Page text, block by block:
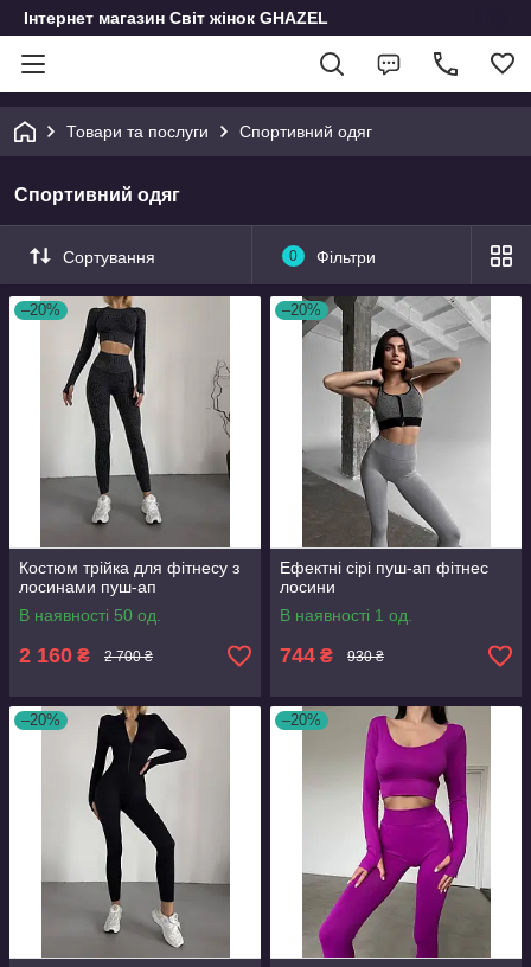
Інтернет магазин Світ жінок GHAZEL
Товари та послуги Спортивний одяг
Спортивний одяг
Сортування 0 Фільтри
–20%
Костюм трійка для фітнесу з
лосинами пуш-ап
В наявності 50 од.
2 160 ₴ 2 700 ₴
–20%
Ефектні сірі пуш-ап фітнес
лосини
В наявності 1 од.
744 ₴ 930 ₴
–20% –20%